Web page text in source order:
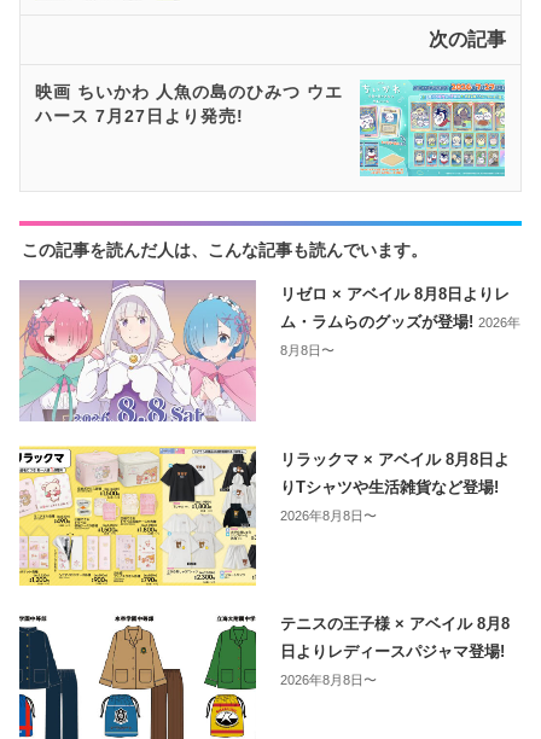
次の記事
映画 ちいかわ 人魚の島のひみつ ウエ
ハース 7月27日より発売!
この記事を読んだ人は、こんな記事も読んでいます。
リゼロ × アベイル 8月8日よりレ
ム・ラムらのグッズが登場!2026年
8月8日〜
リラックマ × アベイル 8月8日よ
りTシャツや生活雑貨など登場!
2026年8月8日〜
テニスの王子様 × アベイル 8月8
日よりレディースパジャマ登場!
2026年8月8日〜